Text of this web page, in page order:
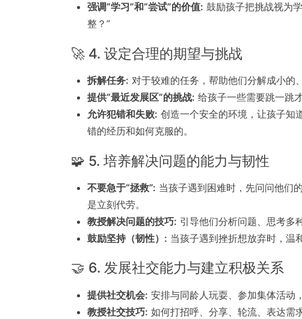
强调“学习”和“尝试”的价值: 鼓励孩子把挑战视为
整？”
🚀 4. 设定合理的期望与挑战
拆解任务: 对于较难的任务，帮助他们分解成小的
提供“最近发展区”的挑战: 给孩子一些需要跳一跳
允许犯错和失败: 创造一个安全的环境，让孩子知
错的经历和如何克服的。
🧩 5. 培养解决问题的能力与韧性
不要急于“拯救”: 当孩子遇到困难时，先问问他们
是立刻代劳。
教授解决问题的技巧: 引导他们分析问题、思考多
鼓励坚持（韧性）: 当孩子遇到挫折想放弃时，温
🤝 6. 发展社交能力与建立积极关系
提供社交机会: 安排与同龄人玩耍、参加集体活动
教授社交技巧: 如何打招呼、分享、轮流、表达需